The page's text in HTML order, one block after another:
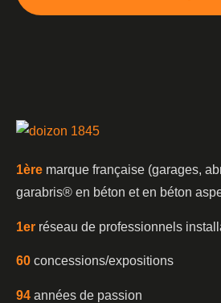
1ère marque française (garages,
garabris®️ en béton et en béton
1er réseau de professionnels
60 concessions/expositions
94 années de passion